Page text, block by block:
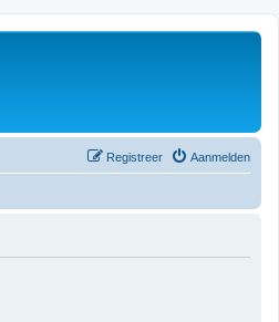
Aanmelden
Registreer